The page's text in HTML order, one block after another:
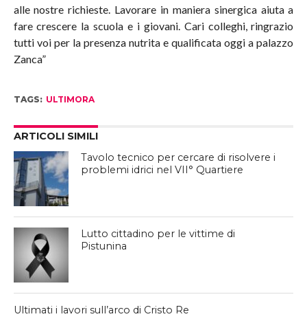
alle nostre richieste. Lavorare in maniera sinergica aiuta a
fare crescere la scuola e i giovani. Cari colleghi, ringrazio
tutti voi per la presenza nutrita e qualificata oggi a palazzo
Zanca”
TAGS: ULTIMORA
ARTICOLI SIMILI
Tavolo tecnico per cercare di risolvere i
problemi idrici nel VII° Quartiere
Lutto cittadino per le vittime di
Pistunina
Ultimati i lavori sull’arco di Cristo Re